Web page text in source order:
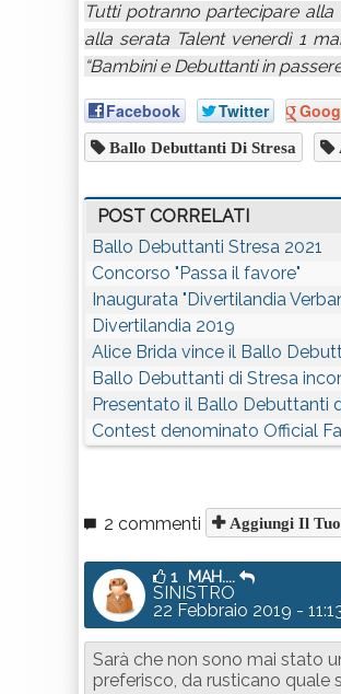
Tutti potranno partecipare alla
alla serata Talent venerdì 1
“Bambini e Debuttanti in
Facebook Twitter
Ballo Debuttanti Di Stresa
POST CORRELATI
Ballo Debuttanti Stresa 2021
Concorso "Passa il favore"
Inaugurata "Divertilandia
Divertilandia 2019
Alice Brida vince il Ballo
Ballo Debuttanti di Stresa
Presentato il Ballo Debuttanti
Contest denominato Official
2 commenti Aggiungi Il Tuo
1 MAH....
SINISTRO
22 Febbraio 2019 -
Sarà che non sono mai stato
preferisco, da rusticano quale